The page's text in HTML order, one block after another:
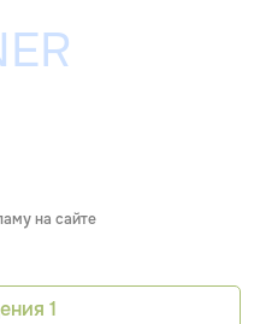
на сайте
1